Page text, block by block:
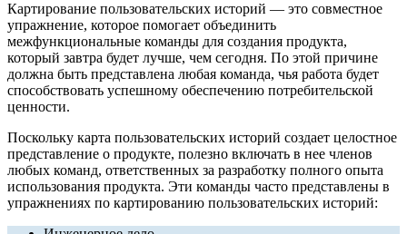
Картирование пользовательских историй — это совместное
упражнение, которое помогает объединить
межфункциональные команды для создания продукта,
который завтра будет лучше, чем сегодня. По этой причине
должна быть представлена ​​любая команда, чья работа будет
способствовать успешному обеспечению потребительской
ценности.
Поскольку карта пользовательских историй создает целостное
представление о продукте, полезно включать в нее членов
любых команд, ответственных за разработку полного опыта
использования продукта. Эти команды часто представлены в
упражнениях по картированию пользовательских историй: